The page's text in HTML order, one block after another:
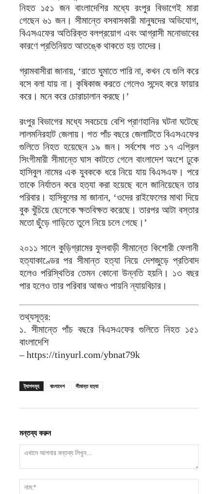
নিহত ১৫১ জন বাংলাদেশির মধ্যে রংপুর বিভাগেই মারা
গেছেন ৬১ জন। সীমান্তে বসবাসকারী মানুষদের অভিযোগ,
বিএসএফের অতিরিক্ত বলপ্রয়োগ এবং আগ্রাসী মনোভাবের
কারণে প্রতিনিয়ত আতঙ্কে থাকতে হয় তাদের।
গ্রামবাসীরা জানায়, ‘রাতে ঘুমাতে পারি না, কখন যে গুলি করে
বসে বলা যায় না। কৃষিকাজ করতে গেলেও সন্দেহ করে ফায়ার
করে। মনে করে চোরাচালান করছে।’
রংপুর বিভাগের মধ্যে সবচেয়ে বেশি প্রাণহানির ঘটনা ঘটেছে
লালমনিরহাট জেলায়। গত পাঁচ বছরে জেলাটিতে বিএসএফের
গুলিতে নিহত হয়েছেন ১৯ জন। সর্বশেষ গত ১৭ এপ্রিল
সিংগীমারী সীমান্তে ঘাস কাটতে গেলে বাংলাদেশ অংশে ঢুকে
হাসিবুল নামের এক যুবককে ধরে নিয়ে যায় বিএসএফ। পরে
তাকে নির্যাতন করে হত্যা করা হয়েছে বলে জানিয়েছেন তার
পরিবার। হাসিবুলের মা জানান, ‘ওদের রাইফেলের মাথা দিয়ে
বুক খুঁচিয়ে ছেলেকে ক্ষতবিক্ষত করেছে। তারপর আটা বস্তার
মতো ছুঁড়ে গাড়িতে তুলে নিয়ে চলে গেছে।’
২০১১ সালে কুড়িগ্রামের ফুলবাড়ী সীমান্তে কিশোরী ফেলানী
হত্যাকাণ্ডের পর সীমান্ত হত্যা নিয়ে দেশজুড়ে প্রতিবাদ
হলেও পরিস্থিতির তেমন কোনো উন্নতি হয়নি। ১৩ বছর
পার হলেও তার পরিবার আজও পায়নি ন্যায়বিচার।
তথ্যসূত্র:
১. সীমান্তে পাঁচ বছরে বিএসএফের গুলিতে নিহত ১৫১
বাংলাদেশি
– https://tinyurl.com/ybnat79k
ট্যাগসমূহ বাংলাদেশ সীমান্ত হত্যা
মন্তব্য করুন